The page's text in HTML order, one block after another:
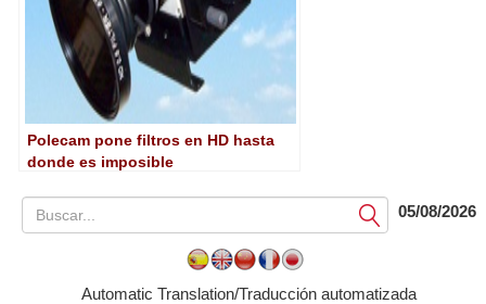
Polecam pone filtros en HD hasta
donde es imposible
Submit05/08/2026
Automatic Translation/Traducción automatizada